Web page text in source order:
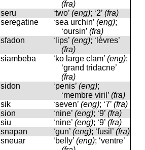
(fra)
seru ‘two’ (eng); ‘2’ (fra)
sereɡatine ‘sea ​​urchin’ (eng);
‘oursin’ (fra)
sfadon ‘lips’ (eng); ‘lèvres’
(fra)
siambeba ‘ko large clam’ (eng);
‘grand tridacne’
(fra)
sidon ‘penis’ (eng);
‘membre viril’ (fra)
sik ‘seven’ (eng); ‘7’ (fra)
sion ‘nine’ (eng); ‘9’ (fra)
siu ‘nine’ (eng); ‘9’ (fra)
snapan ‘gun’ (eng); ‘fusil’ (fra)
sneuar ‘belly’ (eng); ‘ventre’